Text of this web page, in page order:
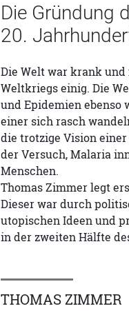
Die Gründung
20.
Die Welt war krank
Weltkriegs einig. Die
und Epidemien ebenso
einer sich rasch
die trotzige Vision
der Versuch, Malaria
Menschen.
Thomas Zimmer legt
Dieser war durch
utopischen Ideen und
in der zweiten Hälfte
THOMAS ZIMMER